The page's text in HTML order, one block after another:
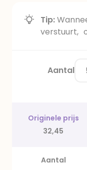
Tip:
verstuurt,
Aantal
Originele prijs
32,45
Aantal